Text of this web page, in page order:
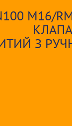
M16/
З